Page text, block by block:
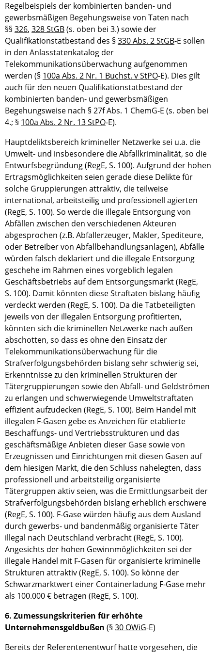
Regelbeispiels der kombinierten banden- und
gewerbsmäßigen Begehungsweise von Taten nach
§§326, 328 StGB(s. oben bei 3.) sowie der
Qualifikationstatbestand des §330 Abs. 2 StGB‑E sollen
in den Anlasstatenkatalog der
Telekommunikationsüberwachung aufgenommen
werden (§ 100a Abs. 2 Nr. 1 Buchst. v StPO-E). Dies gilt
auch für den neuen Qualifikationstatbestand der
kombinierten banden- und gewerbsmäßigen
Begehungsweise nach § 27f Abs. 1 ChemG‑E (s. oben bei
4.; § 100a Abs. 2 Nr. 13 StPO-E).
Hauptdeliktsbereich krimineller Netzwerke sei u.a. die
Umwelt- und insbesondere die Abfallkriminalität, so die
Entwurfsbegründung (RegE, S. 100). Aufgrund der hohen
Ertragsmöglichkeiten seien gerade diese Delikte für
solche Gruppierungen attraktiv, die teilweise
international, arbeitsteilig und professionell agierten
(RegE, S. 100). So werde die illegale Entsorgung von
Abfällen zwischen den verschiedenen Akteuren
abgesprochen (z.B. Abfallerzeuger, Makler, Spediteure,
oder Betreiber von Abfallbehandlungsanlagen), Abfälle
würden falsch deklariert und die illegale Entsorgung
geschehe im Rahmen eines vorgeblich legalen
Geschäftsbetriebs auf dem Entsorgungsmarkt (RegE,
S. 100). Damit könnten diese Straftaten bislang häufig
verdeckt werden (RegE, S. 100). Da die Tatbeteiligten
jeweils von der illegalen Entsorgung profitierten,
könnten sich die kriminellen Netzwerke nach außen
abschotten, so dass es ohne den Einsatz der
Telekommunikationsüberwachung für die
Strafverfolgungsbehörden bislang sehr schwierig sei,
Erkenntnisse zu den kriminellen Strukturen der
Tätergruppierungen sowie den Abfall- und Geldströmen
zu erlangen und schwerwiegende Umweltstraftaten
effizient aufzudecken (RegE, S. 100). Beim Handel mit
illegalen F-Gasen gebe es Anzeichen für etablierte
Beschaffungs- und Vertriebsstrukturen und das
geschäftsmäßige Anbieten dieser Gase sowie von
Erzeugnissen und Einrichtungen mit diesen Gasen auf
dem hiesigen Markt, die den Schluss nahelegten, dass
professionell und arbeitsteilig organisierte
Tätergruppen aktiv seien, was die Ermittlungsarbeit der
Strafverfolgungsbehörden bislang erheblich erschwere
(RegE, S. 100). F-Gase würden häufig aus dem Ausland
durch gewerbs- und bandenmäßig organisierte Täter
illegal nach Deutschland verbracht (RegE, S. 100).
Angesichts der hohen Gewinnmöglichkeiten sei der
illegale Handel mit F-Gasen für organisierte kriminelle
Strukturen attraktiv (RegE, S. 100). So könne der
Schwarzmarktwert einer Containerladung F-Gase mehr
als 100.000 € betragen (RegE, S. 100).
6. Zumessungskriterien für erhöhte
Unternehmensgeldbußen (§30 OWiG-E)
Bereits der Referentenentwurf hatte vorgesehen, die